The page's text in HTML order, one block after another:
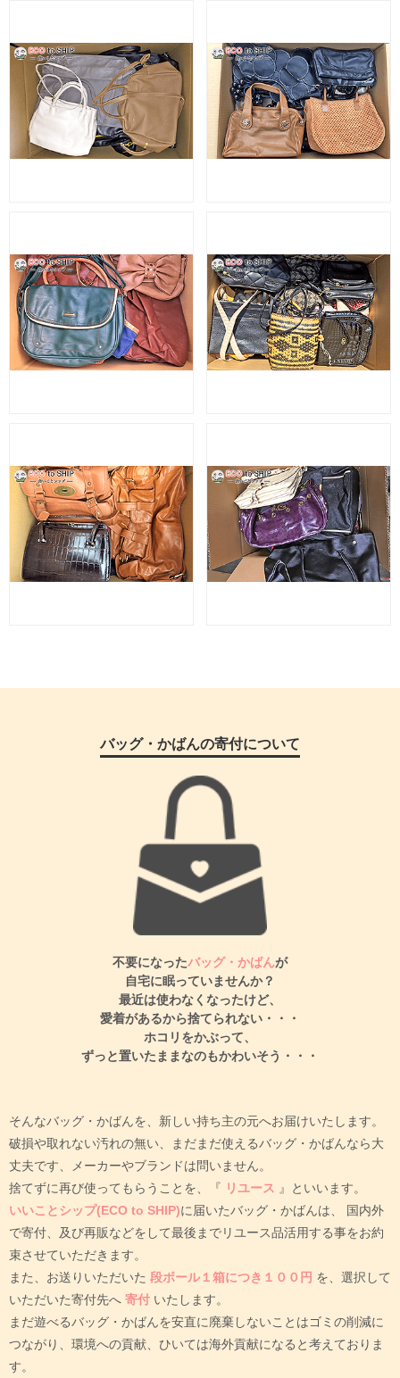
バッグ・かばんの寄付について
不要になったバッグ・かばんが
自宅に眠っていませんか？
最近は使わなくなったけど、
愛着があるから捨てられない・・・
ホコリをかぶって、
ずっと置いたままなのもかわいそう・・・
そんなバッグ・かばんを、新しい持ち主の元へお届けいたします。
破損や取れない汚れの無い、まだまだ使えるバッグ・かばんなら大
丈夫です、メーカーやブランドは問いません。
捨てずに再び使ってもらうことを、『 リユース 』といいます。
いいことシップ(ECO to SHIP)に届いたバッグ・かばんは、
国内外
で寄付、及び再販などをして最後までリユース品活用する事をお約
束させていただきます。
また、お送りいただいた 段ボール１箱につき１００円 を、選択して
いただいた寄付先へ 寄付 いたします。
まだ遊べるバッグ・かばんを安直に廃棄しないことはゴミの削減に
つながり、環境への貢献、ひいては海外貢献になると考えておりま
す。